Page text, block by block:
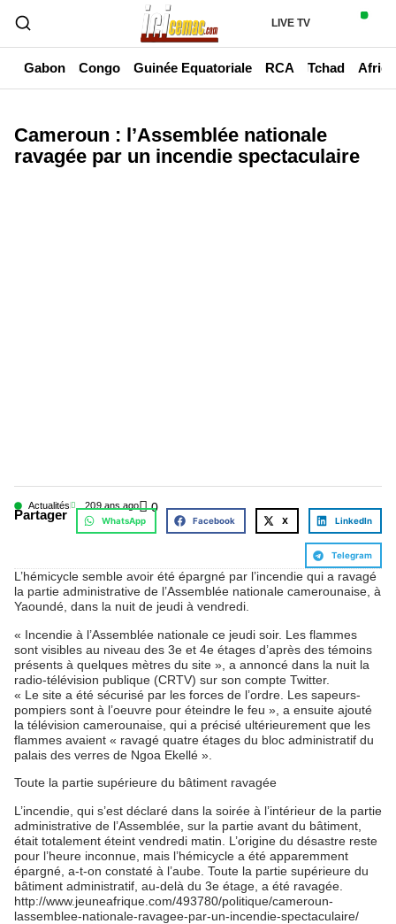
LIVE TV
Gabon Congo Guinée Equatoriale RCA Tchad
Cameroun : l’Assemblée nationale
ravagée par un incendie spectaculaire
Actualités 209 ans ago 0
Partager WhatsApp Facebook X LinkedIn
Telegram
L’hémicycle semble avoir été épargné par l’incendie qui a ravagé
la partie administrative de l’Assemblée nationale camerounaise, à
Yaoundé, dans la nuit de jeudi à vendredi.
« Incendie à l’Assemblée nationale ce jeudi soir. Les flammes
sont visibles au niveau des 3e et 4e étages d’après des témoins
présents à quelques mètres du site », a annoncé dans la nuit la
radio-télévision publique (CRTV) sur son compte Twitter.
« Le site a été sécurisé par les forces de l’ordre. Les sapeurs-
pompiers sont à l’oeuvre pour éteindre le feu », a ensuite ajouté
la télévision camerounaise, qui a précisé ultérieurement que les
flammes avaient « ravagé quatre étages du bloc administratif du
palais des verres de Ngoa Ekellé ».
Toute la partie supérieure du bâtiment ravagée
L’incendie, qui s’est déclaré dans la soirée à l’intérieur de la partie
administrative de l’Assemblée, sur la partie avant du bâtiment,
était totalement éteint vendredi matin. L’origine du désastre reste
pour l’heure inconnue, mais l’hémicycle a été apparemment
épargné, a-t-on constaté à l’aube. Toute la partie supérieure du
bâtiment administratif, au-delà du 3e étage, a été ravagée.
http://www.jeuneafrique.com/493780/politique/cameroun-
lassemblee-nationale-ravagee-par-un-incendie-spectaculaire/